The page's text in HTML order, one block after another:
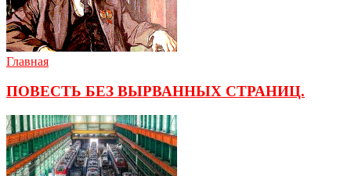
Главная
ПОВЕСТЬ БЕЗ ВЫРВАННЫХ СТРАНИЦ.